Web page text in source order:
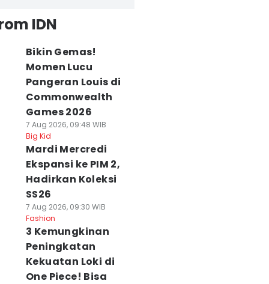
IDN
Bikin Gemas!
Momen Lucu
Pangeran Louis di
Commonwealth
Games 2026
7 Aug 2026, 09:48 WIB
Big Kid
Mardi Mercredi
Ekspansi ke PIM 2,
Hadirkan Koleksi
SS26
7 Aug 2026, 09:30 WIB
Fashion
3 Kemungkinan
Peningkatan
Kekuatan Loki di
One Piece! Bisa